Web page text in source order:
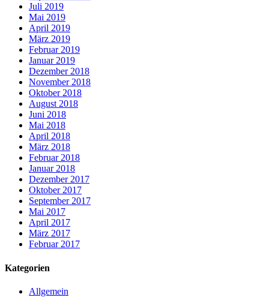
Juli 2019
Mai 2019
April 2019
März 2019
Februar 2019
Januar 2019
Dezember 2018
November 2018
Oktober 2018
August 2018
Juni 2018
Mai 2018
April 2018
März 2018
Februar 2018
Januar 2018
Dezember 2017
Oktober 2017
September 2017
Mai 2017
April 2017
März 2017
Februar 2017
Kategorien
Allgemein